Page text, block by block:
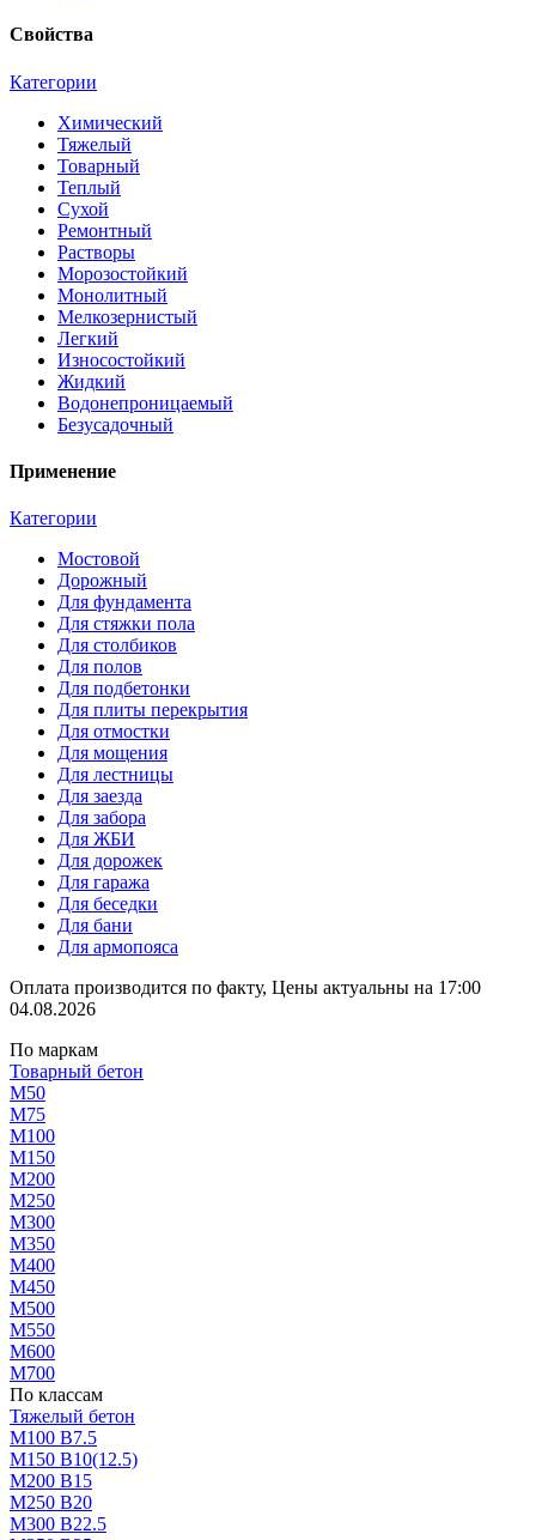
Свойства
Категории
Химический
Тяжелый
Товарный
Теплый
Сухой
Ремонтный
Растворы
Морозостойкий
Монолитный
Мелкозернистый
Легкий
Износостойкий
Жидкий
Водонепроницаемый
Безусадочный
Применение
Категории
Мостовой
Дорожный
Для фундамента
Для стяжки пола
Для столбиков
Для полов
Для подбетонки
Для плиты перекрытия
Для отмостки
Для мощения
Для лестницы
Для заезда
Для забора
Для ЖБИ
Для дорожек
Для гаража
Для беседки
Для бани
Для армопояса
Оплата производится по факту, Цены актуальны на 17:00
04.08.2026
По маркам
Товарный бетон
М50
М75
М100
М150
М200
М250
М300
М350
М400
М450
М500
М550
М600
М700
По классам
Тяжелый бетон
М100 В7.5
М150 В10(12.5)
М200 В15
М250 В20
М300 В22.5